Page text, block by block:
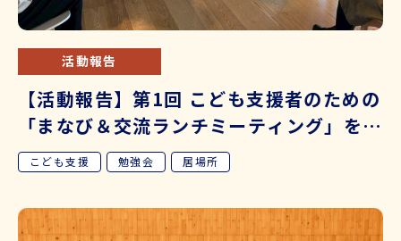
活動報告
【活動報告】第1回 こども支援者のための
「まなび＆交流ランチミーティング」を開
催しました
こども支援 勉強会 居場所